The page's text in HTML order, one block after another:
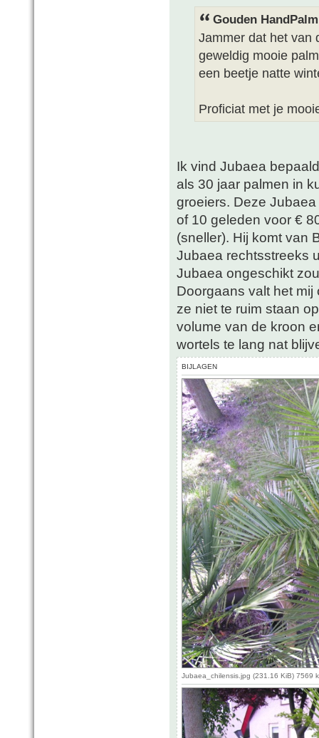
Gouden
Jammer dat het van
geweldig mooie
een beetje natte
Proficiat met je
Ik vind Jubaea
als 30 jaar palmen in
groeiers. Deze
of 10 geleden voor €
(sneller). Hij komt van
Jubaea rechtsstreeks
Jubaea ongeschikt
Doorgaans valt het
ze niet te ruim staan
volume van de kroon
wortels te lang nat
BIJLAGEN
Jubaea_chilensis.jpg (231.16 KiB) 7569